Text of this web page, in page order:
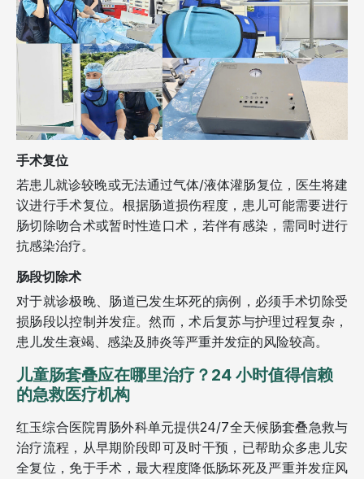
手术复位
若患儿就诊较晚或无法通过气体/液体灌肠复位，医生将建
议进行手术复位。根据肠道损伤程度，患儿可能需要进行
肠切除吻合术或暂时性造口术，若伴有感染，需同时进行
抗感染治疗。
肠段切除术
对于就诊极晚、肠道已发生坏死的病例，必须手术切除受
损肠段以控制并发症。然而，术后复苏与护理过程复杂，
患儿发生衰竭、感染及肺炎等严重并发症的风险较高。
儿童肠套叠应在哪里治疗？24 小时值得信赖
的急救医疗机构
红玉综合医院胃肠外科单元提供24/7全天候肠套叠急救与
治疗流程，从早期阶段即可及时干预，已帮助众多患儿安
全复位，免于手术，最大程度降低肠坏死及严重并发症风